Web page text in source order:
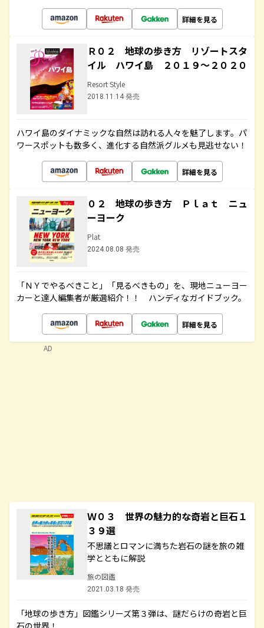
詳細を見る
Ｒ０２ 地球の歩き方 リゾートスタ
イル ハワイ島 ２０１９～２０２０
Resort Style
2018.11.14 発売
ハワイ島のダイナミックな自然は訪れる人々を魅了します。パ
ワースポットも数多く、進化する自然派グルメも見逃せない！
詳細を見る
０２ 地球の歩き方 Ｐｌａｔ ニュ
ーヨーク
Plat
2024.08.08 発売
「ＮＹでやるべきこと」「見るべきもの」を、現地ニューヨー
カーと達人編集者が厳選紹介！！ ハンディなガイドブック。
詳細を見る
Ｗ０３ 世界の魅力的な奇岩と巨石１
３９選
不思議とロマンに満ちた岩石の謎を旅の雑
学とともに解説
旅の図鑑
2021.03.18 発売
「地球の歩き方」図鑑シリーズ第３弾は、謎だらけの奇岩と巨
石の世界！
AD